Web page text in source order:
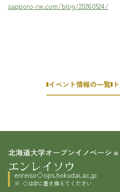
sapporo-rw.com/blog/20260524/
イベント情報の一覧
enreiso◇ops.hokudai.ac.jp
◇は@に置き換えてください